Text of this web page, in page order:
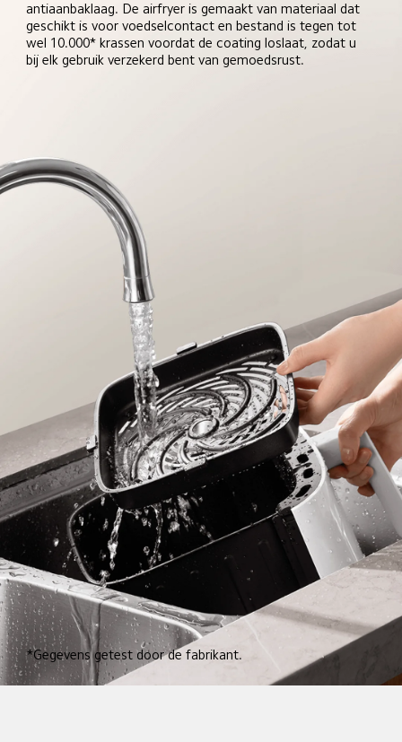
antiaanbaklaag. De airfryer is gemaakt van materiaal dat
geschikt is voor voedselcontact en bestand is tegen tot
wel 10.000* krassen voordat de coating loslaat, zodat u
bij elk gebruik verzekerd bent van gemoedsrust.
*Gegevens getest door de fabrikant.